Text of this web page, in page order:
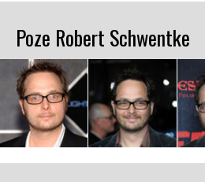
Poze Robert Schwentke